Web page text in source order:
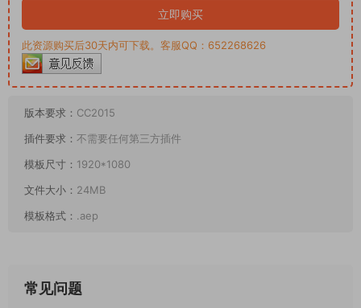
立即购买
此资源购买后30天内可下载。客服QQ：652268626
版本要求： CC2015
插件要求： 不需要任何第三方插件
模板尺寸： 1920*1080
文件大小： 24MB
模板格式： .aep
常见问题